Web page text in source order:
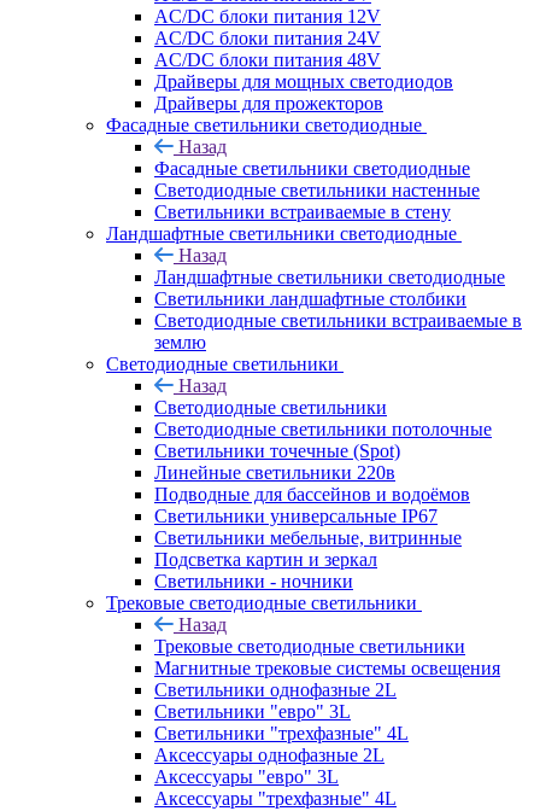
AC/DC блоки питания 12V
AC/DC блоки питания 24V
AC/DC блоки питания 48V
Драйверы для мощных светодиодов
Драйверы для прожекторов
Фасадные светильники светодиодные
Назад
Фасадные светильники светодиодные
Светодиодные светильники настенные
Светильники встраиваемые в стену
Ландшафтные светильники светодиодные
Назад
Ландшафтные светильники светодиодные
Светильники ландшафтные столбики
Светодиодные светильники встраиваемые в
землю
Светодиодные светильники
Назад
Светодиодные светильники
Светодиодные светильники потолочные
Светильники точечные (Spot)
Линейные светильники 220в
Подводные для бассейнов и водоёмов
Светильники универсальные IP67
Светильники мебельные, витринные
Подсветка картин и зеркал
Светильники - ночники
Трековые светодиодные светильники
Назад
Трековые светодиодные светильники
Магнитные трековые системы освещения
Светильники однофазные 2L
Светильники "евро" 3L
Светильники "трехфазные" 4L
Аксессуары однофазные 2L
Аксессуары "евро" 3L
Аксессуары "трехфазные" 4L